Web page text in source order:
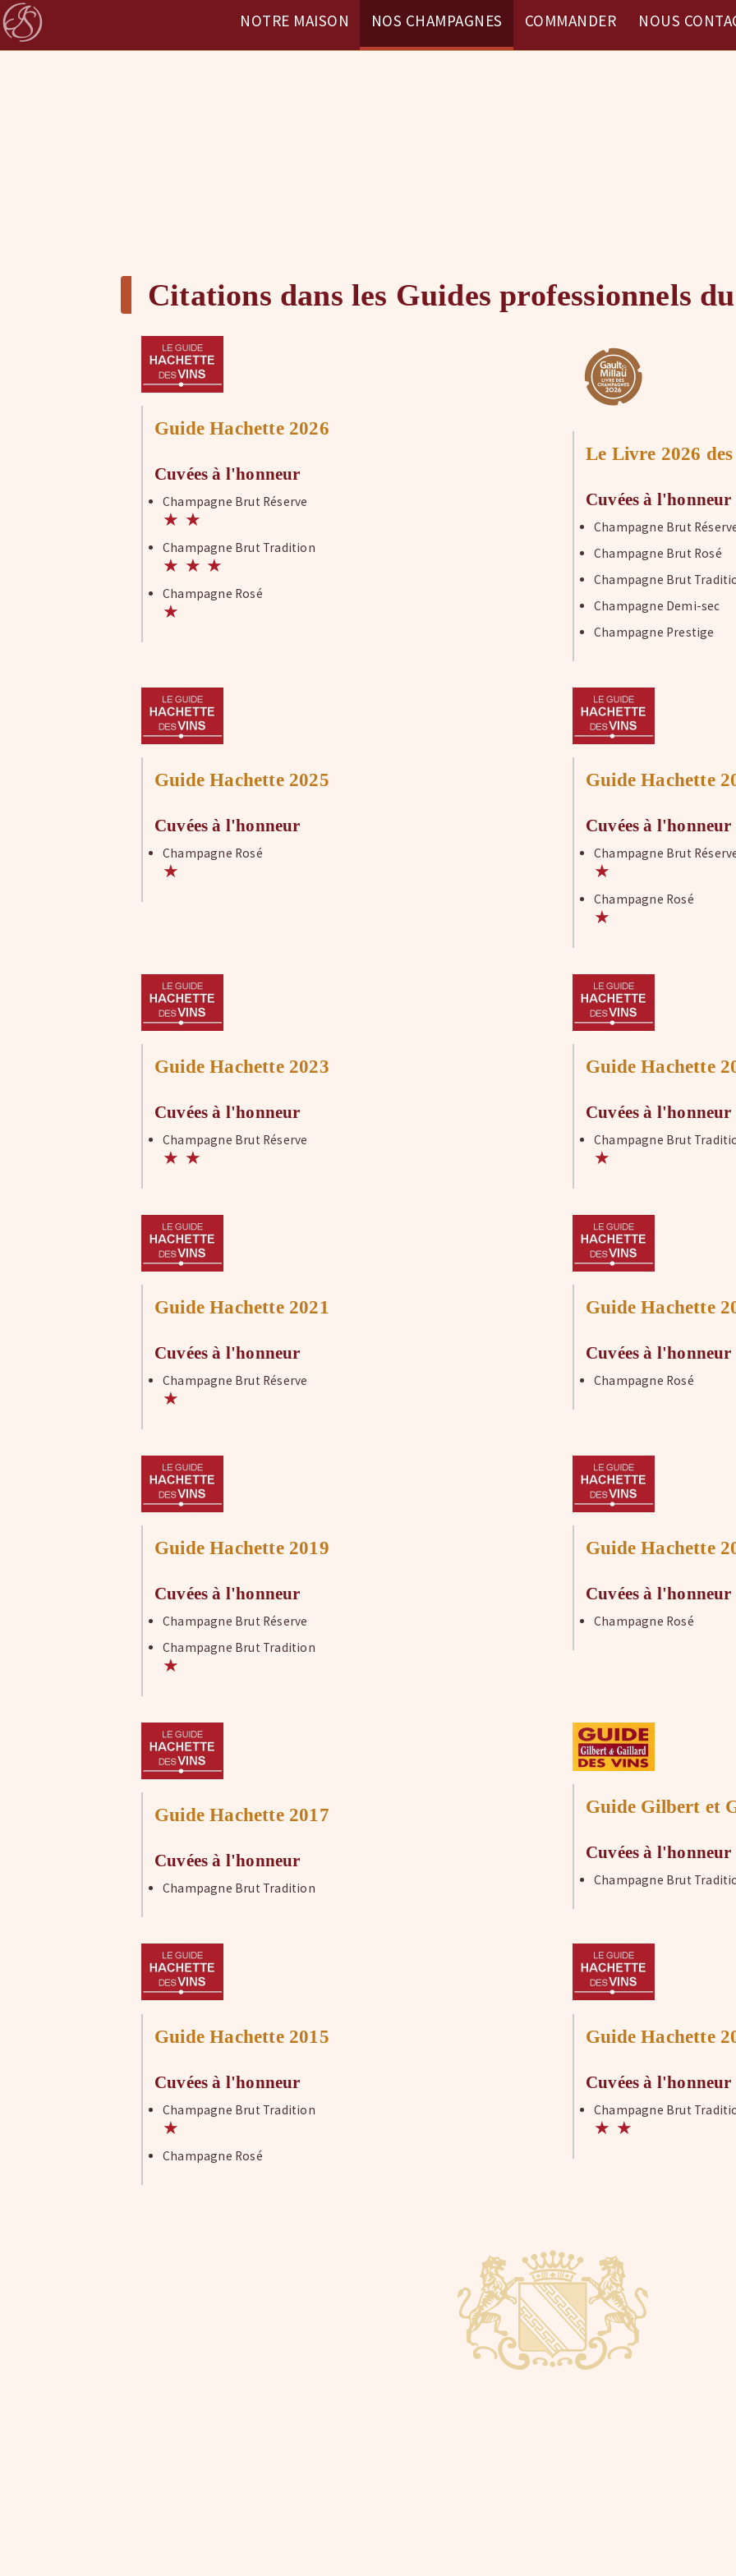
NOTRE MAISON NOS CHAMPAGNES COMMANDER NOUS
Citations dans les Guides professionnels
Guide Hachette 2026
Cuvées à l'honneur
Champagne Brut Réserve
★ ★
Champagne Brut Tradition
★ ★ ★
Champagne Rosé
★
Le Livre 2026
Cuvées à l'honneur
Champagne Brut
Champagne Brut Rosé
Champagne Brut
Champagne Demi-sec
Champagne Prestige
Guide Hachette 2025
Cuvées à l'honneur
Champagne Rosé
★
Guide Hachette
Cuvées à l'honneur
Champagne Brut
★
Champagne Rosé
★
Guide Hachette 2023
Cuvées à l'honneur
Champagne Brut Réserve
★ ★
Guide Hachette
Cuvées à l'honneur
Champagne Brut
★
Guide Hachette 2021
Cuvées à l'honneur
Champagne Brut Réserve
★
Guide Hachette
Cuvées à l'honneur
Champagne Rosé
Guide Hachette 2019
Cuvées à l'honneur
Champagne Brut Réserve
Champagne Brut Tradition
★
Guide Hachette
Cuvées à l'honneur
Champagne Rosé
Guide Hachette 2017
Cuvées à l'honneur
Champagne Brut Tradition
Guide Gilbert et
Cuvées à l'honneur
Champagne Brut
Guide Hachette 2015
Cuvées à l'honneur
Champagne Brut Tradition
★
Champagne Rosé
Guide Hachette
Cuvées à l'honneur
Champagne Brut
★ ★